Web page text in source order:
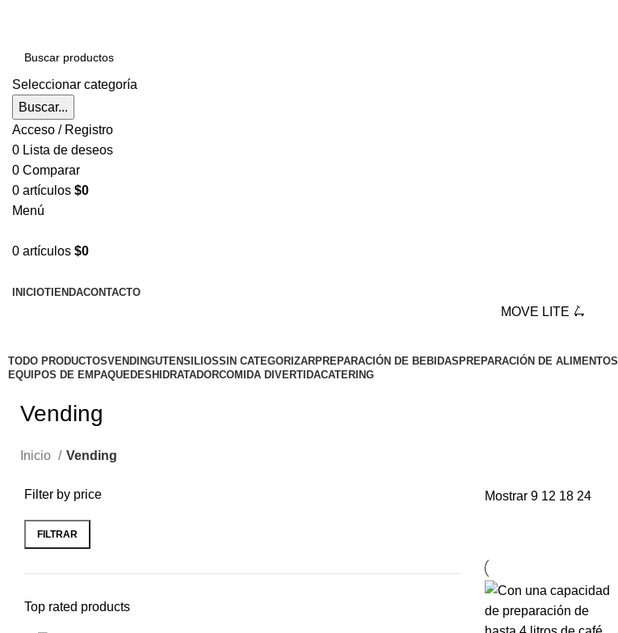
Seleccionar categoría
Buscar...
Acceso / Registro
0 Lista de deseos
0 Comparar
0 artículos $0
Menú
0 artículos $0
INICIOTIENDACONTACTO
MOVE LITE 🛴
TODO PRODUCTOSVENDINGUTENSILIOSSIN CATEGORIZARPREPARACIÓN DE BEBIDAS PREPARACIÓN DE ALIMENTOS
EQUIPOS DE EMPAQUEDESHIDRATADORCOMIDA DIVERTIDACATERING
Vending
Inicio Vending
Filter by price
FILTRAR
Top rated products
Mostrar 9 12 18 24